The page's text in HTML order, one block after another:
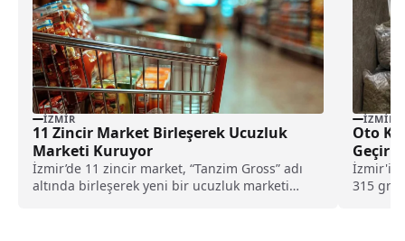
İZMIR
11 Zincir Market Birleşerek Ucuzluk
Marketi Kuruyor
İzmir’de 11 zincir market, “Tanzim Gross” adı
altında birleşerek yeni bir ucuzluk marketi
İZMIR
Oto
İzmir'in
315